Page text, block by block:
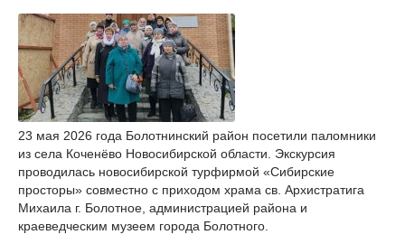
23 мая 2026 года Болотнинский район посетили паломники
из села Коченёво Новосибирской области. Экскурсия
проводилась новосибирской турфирмой «Сибирские
просторы» совместно с приходом храма св. Архистратига
Михаила г. Болотное, администрацией района и
краеведческим музеем города Болотного.